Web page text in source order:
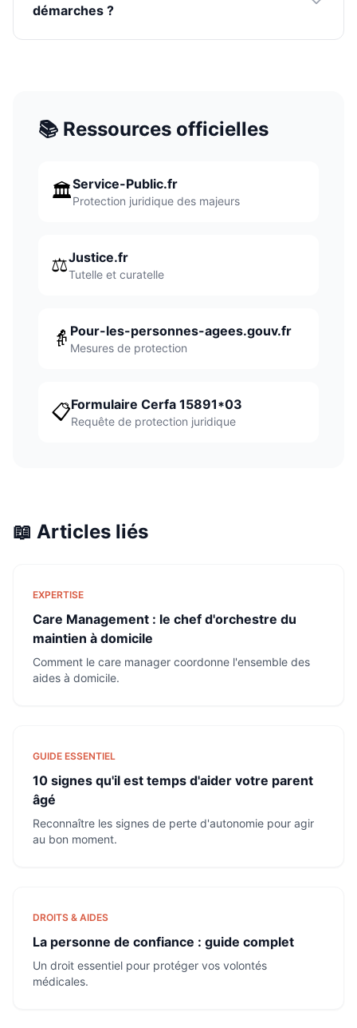
démarches ?
📚 Ressources officielles
🏛️Service-Public.fr
Protection juridique des majeurs
⚖️Justice.fr
Tutelle et curatelle
👵 Pour-les-personnes-agees.gouv.fr
Mesures de protection
📋Formulaire Cerfa 15891*03
Requête de protection juridique
📖 Articles liés
EXPERTISE
Care Management : le chef d'orchestre du
maintien à domicile
Comment le care manager coordonne l'ensemble des
aides à domicile.
GUIDE ESSENTIEL
10 signes qu'il est temps d'aider votre parent
âgé
Reconnaître les signes de perte d'autonomie pour agir
au bon moment.
DROITS & AIDES
La personne de confiance : guide complet
Un droit essentiel pour protéger vos volontés
médicales.